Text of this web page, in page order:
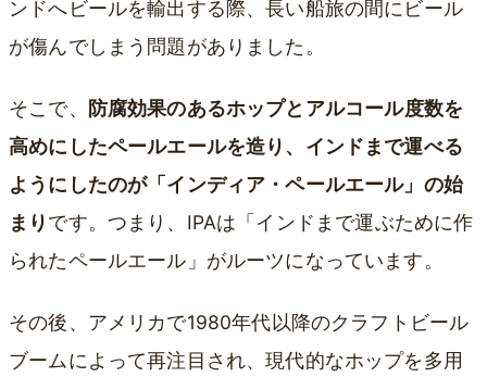
ンドへビールを輸出する際、長い船旅の間にビール
が傷んでしまう問題がありました。
そこで、
防腐効果のあるホップとアルコール度数を
高めにしたペールエールを造り、インドまで運べる
ようにしたのが「インディア・ペールエール」の始
まりです。つまり、IPAは「インドまで運ぶために作
られたペールエール」がルーツになっています。
その後、アメリカで1980年代以降のクラフトビール
ブームによって再注目され、現代的なホップを多用